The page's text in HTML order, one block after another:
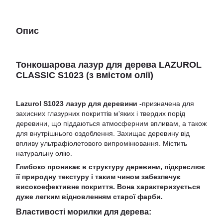
Опис
Тонкошарова лазур для дерева LAZUROL
CLASSIC S1023 (з вмістом олії)
Lazurol S1023 лазур для деревини -призначена для
захисних глазурних покриттів м'яких і твердих порід
деревини, що піддаються атмосферним впливам, а також
для внутрішнього оздоблення. Захищає деревину від
впливу ультрафіолетового випромінювання. Містить
натуральну олію.
Глибоко проникає в структуру деревини, підкреслює
її природну текстуру і таким чином забезпечує
високоефективне покриття. Вона характеризується
дуже легким відновленням старої фарби.
Властивості морилки для дерева: